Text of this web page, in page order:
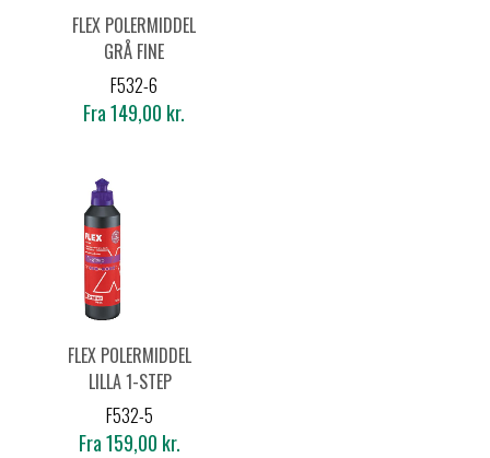
FLEX POLERMIDDEL
GRÅ FINE
F532-6
Fra 149,00 kr.
FLEX POLERMIDDEL
LILLA 1-STEP
F532-5
Fra 159,00 kr.